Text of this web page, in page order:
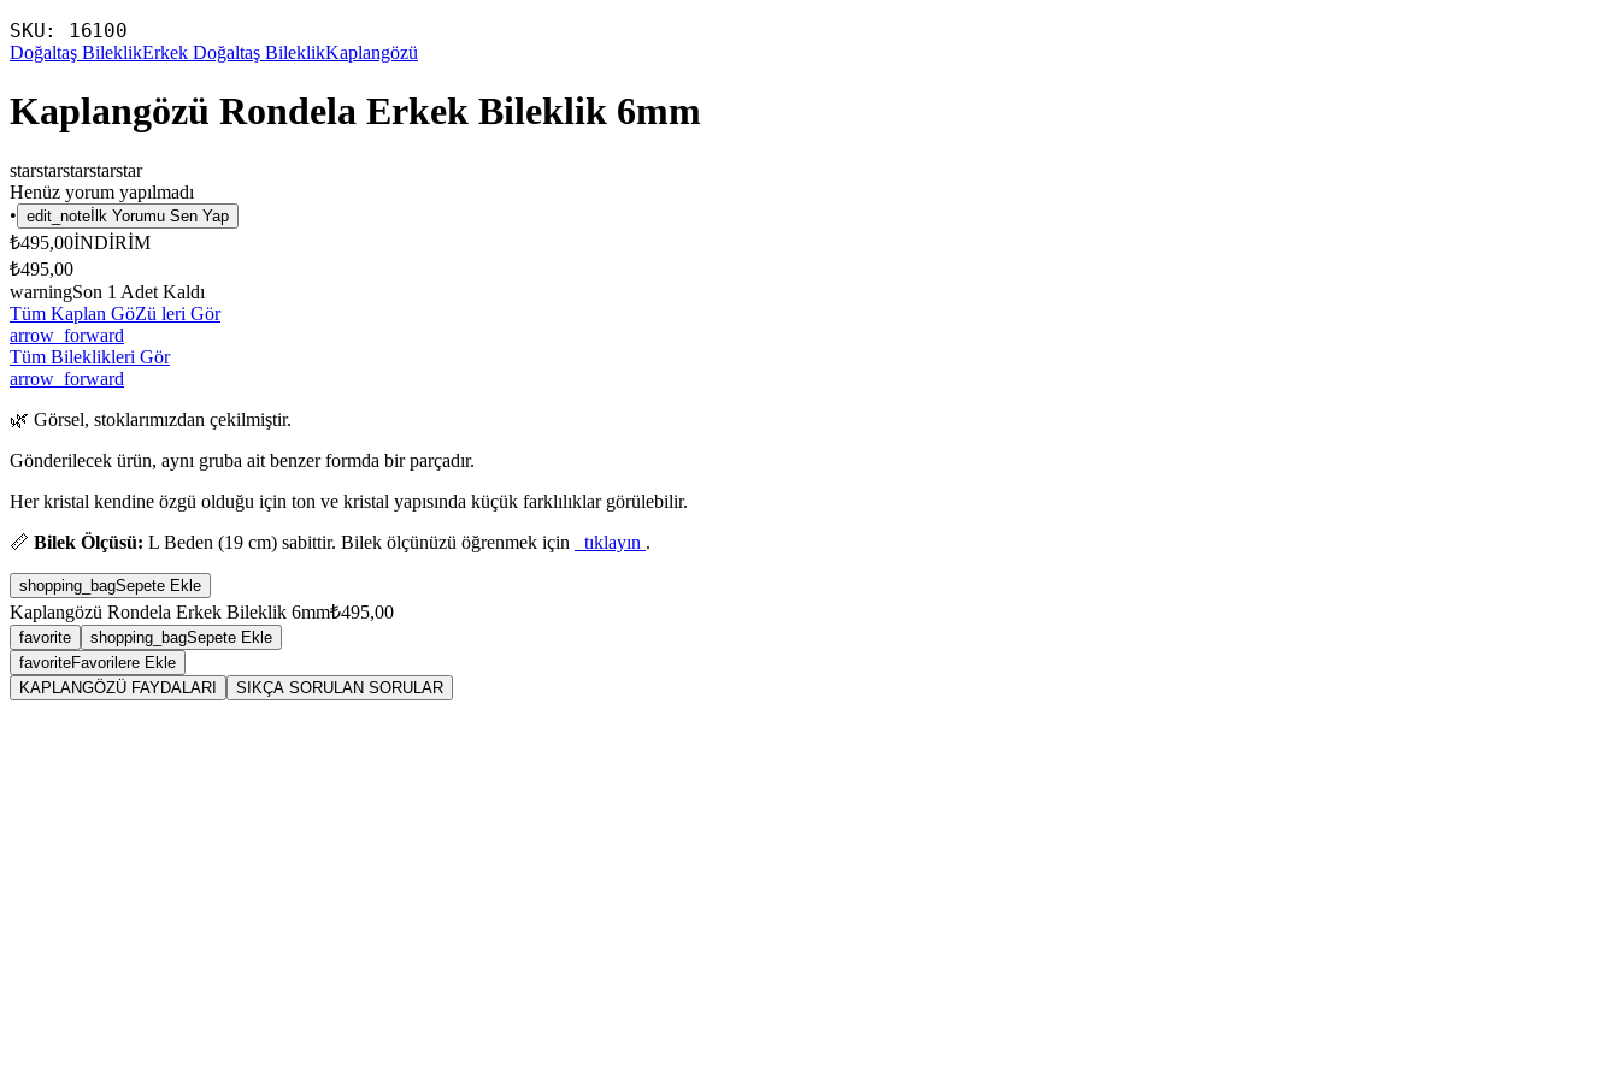
SKU: 16100
Doğaltaş BileklikErkek Doğaltaş BileklikKaplangözü
Kaplangözü Rondela Erkek Bileklik 6mm
starstarstarstarstar
Henüz yorum yapılmadı
• edit_note İlk Yorumu Sen Yap
₺495,00İNDİRİM
₺495,00
warningSon 1 Adet Kaldı
Tüm Kaplan GöZü leri Gör
arrow_forward
Tüm Bileklikleri Gör
arrow_forward
🌿 Görsel, stoklarımızdan çekilmiştir.
Gönderilecek ürün, aynı gruba ait benzer formda bir parçadır.
Her kristal kendine özgü olduğu için ton ve kristal yapısında küçük farklılıklar görülebilir.
📏 Bilek Ölçüsü: L Beden (19 cm) sabittir. Bilek ölçünüzü öğrenmek için tıklayın .
shopping_bagSepete Ekle
Kaplangözü Rondela Erkek Bileklik 6mm₺495,00
favorite shopping_bagSepete Ekle
favoriteFavorilere Ekle
KAPLANGÖZÜ FAYDALARI
SIKÇA SORULAN SORULAR